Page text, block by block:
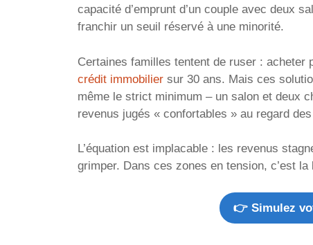
capacité d’emprunt d’un couple avec deux
franchir un seuil réservé à une minorité.
Certaines familles tentent de ruser : acheter
crédit immobilier sur 30 ans. Mais ces
même le strict minimum – un salon et deux
revenus jugés « confortables » au regard
L’équation est implacable : les revenus
grimper. Dans ces zones en tension, c’est
👉 Simulez